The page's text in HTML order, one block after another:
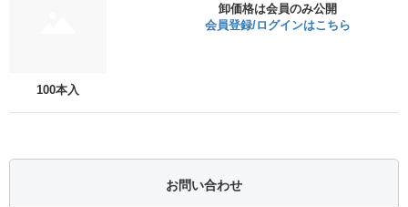
100本入
卸価格は会員のみ公開
会員登録/ログインはこちら
お問い合わせ